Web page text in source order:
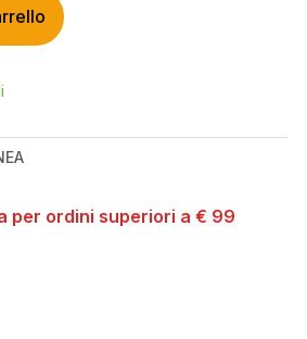
per ordini superiori a € 99